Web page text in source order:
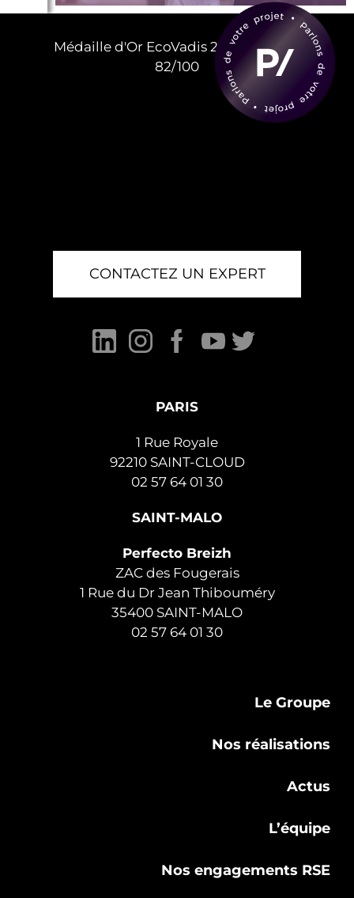
Médaille d'Or EcoVadis 2025 – Score :
82/100
CONTACTEZ UN EXPERT
PARIS
1 Rue Royale
92210 SAINT-CLOUD
02 57 64 01 30
SAINT-MALO
Perfecto Breizh
ZAC des Fougerais
1 Rue du Dr Jean Thibouméry
35400 SAINT-MALO
02 57 64 01 30
Le Groupe
Nos réalisations
Actus
L’équipe
Nos engagements RSE